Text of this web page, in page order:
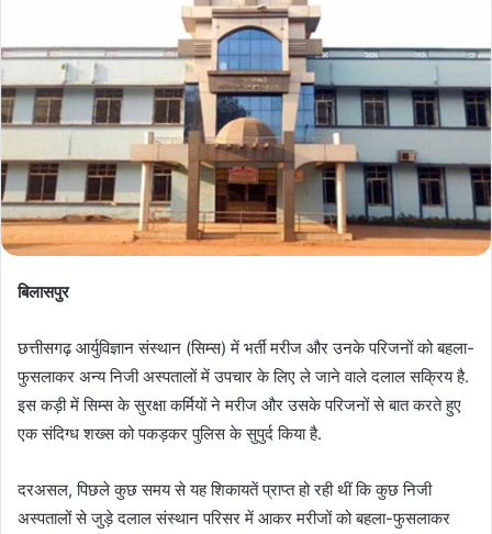
बिलासपुर
छत्तीसगढ़ आर्युविज्ञान संस्थान (सिम्स) में भर्ती मरीज और उनके परिजनों को बहला-
फुसलाकर अन्य निजी अस्पतालों में उपचार के लिए ले जाने वाले दलाल सक्रिय है.
इस कड़ी में सिम्स के सुरक्षा कर्मियों ने मरीज और उसके परिजनों से बात करते हुए
एक संदिग्ध शख्स को पकड़कर पुलिस के सुपुर्द किया है.
दरअसल, पिछले कुछ समय से यह शिकायतें प्राप्त हो रही थीं कि कुछ निजी
अस्पतालों से जुड़े दलाल संस्थान परिसर में आकर मरीजों को बहला-फुसलाकर